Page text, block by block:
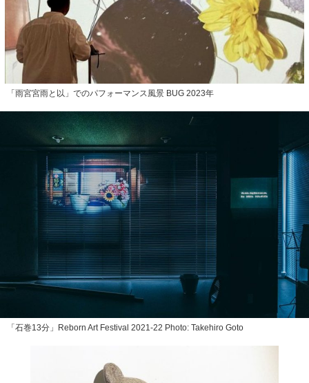
「雨宮宮雨と以」でのパフォーマンス風景 BUG 2023年
「石巻13分」Reborn Art Festival 2021-22 Photo: Takehiro Goto